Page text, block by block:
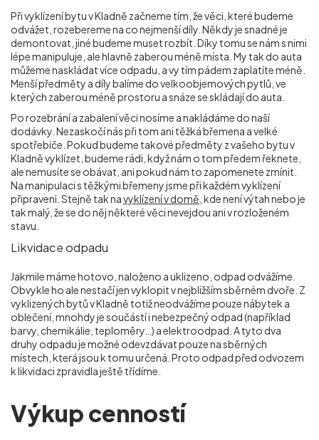
Při vyklízení bytu v Kladně začneme tím, že věci, které budeme
odvážet, rozebereme na co nejmenší díly. Někdy je snadné je
demontovat, jiné budeme muset rozbít. Díky tomu se nám s nimi
lépe manipuluje, ale hlavně zaberou méně místa. My tak do auta
můžeme naskládat více odpadu, a vy tím pádem zaplatíte méně.
Menší předměty a díly balíme do velkoobjemových pytlů, ve
kterých zaberou méně prostoru a snáze se skládají do auta.
Po rozebrání a zabalení věci nosíme a nakládáme do naší
dodávky. Nezaskočí nás při tom ani těžká břemena a velké
spotřebiče. Pokud budeme takové předměty z vašeho bytu v
Kladně vyklízet, budeme rádi, když nám o tom předem řeknete,
ale nemusíte se obávat, ani pokud nám to zapomenete zmínit.
Na manipulaci s těžkými břemeny jsme při každém vyklízení
připraveni. Stejně tak navyklízení v domě , kde není výtah nebo je
tak malý, že se do něj některé věci nevejdou ani v rozloženém
stavu.
Likvidace odpadu
Jakmile máme hotovo, naloženo a uklizeno, odpad odvážíme.
Obvykle ho ale nestačí jen vyklopit v nejbližším sběrném dvoře. Z
vyklizených bytů v Kladně totiž neodvážíme pouze nábytek a
oblečení, mnohdy je součástí i nebezpečný odpad (například
barvy, chemikálie, teploměry…) a elektroodpad. A tyto dva
druhy odpadu je možné odevzdávat pouze na sběrných
místech, která jsou k tomu určená. Proto odpad před odvozem
k likvidaci zpravidla ještě třídíme.
Výkup cenností